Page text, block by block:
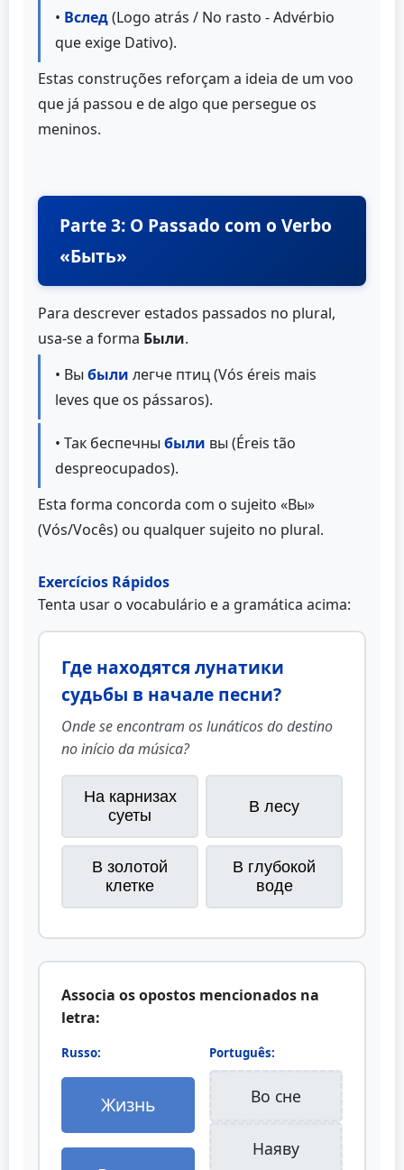
• Вслед(Logo atrás / No rasto - Advérbio
que exige Dativo).
Estas construções reforçam a ideia de um voo
que já passou e de algo que persegue os
meninos.
Parte 3: O Passado com o Verbo
«Быть»
Para descrever estados passados no plural,
usa-se a forma Были.
• Вы были легче птиц (Vós éreis mais
leves que os pássaros).
• Так беспечны были вы (Éreis tão
despreocupados).
Esta forma concorda com o sujeito «Вы»
(Vós/Vocês) ou qualquer sujeito no plural.
Exercícios Rápidos
Tenta usar o vocabulário e a gramática acima:
Где находятся лунатики
судьбы в начале песни?
Onde se encontram os lunáticos do destino
no início da música?
На карнизах
суеты
В лесу
В золотой
клетке
В глубокой
воде
Associa os opostos mencionados na
letra:
Russo:
Жизнь
Português:
Во сне
Наяву